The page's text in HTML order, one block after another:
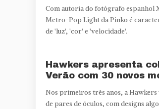
Com autoria do fotógrafo espanhol
Metro-Pop Light da Pinko é
de 'luz', 'cor' e 'velocidade'.
Hawkers apresenta
Verão com 30 novos
Nos primeiros três anos, a Hawkers
de pares de óculos, com designs